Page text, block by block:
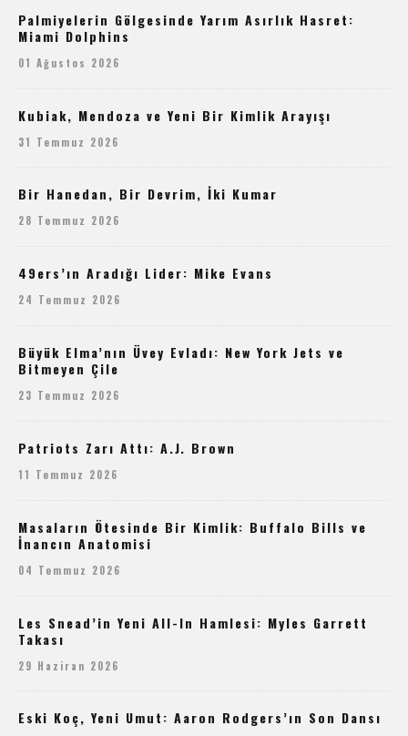
Palmiyelerin Gölgesinde Yarım Asırlık Hasret:
Miami Dolphins
01 Ağustos 2026
Kubiak, Mendoza ve Yeni Bir Kimlik Arayışı
31 Temmuz 2026
Bir Hanedan, Bir Devrim, İki Kumar
28 Temmuz 2026
49ers’ın Aradığı Lider: Mike Evans
24 Temmuz 2026
Büyük Elma’nın Üvey Evladı: New York Jets ve
Bitmeyen Çile
23 Temmuz 2026
Patriots Zarı Attı: A.J. Brown
11 Temmuz 2026
Masaların Ötesinde Bir Kimlik: Buffalo Bills ve
İnancın Anatomisi
04 Temmuz 2026
Les Snead’in Yeni All-In Hamlesi: Myles Garrett
Takası
29 Haziran 2026
Eski Koç, Yeni Umut: Aaron Rodgers’ın Son Dansı